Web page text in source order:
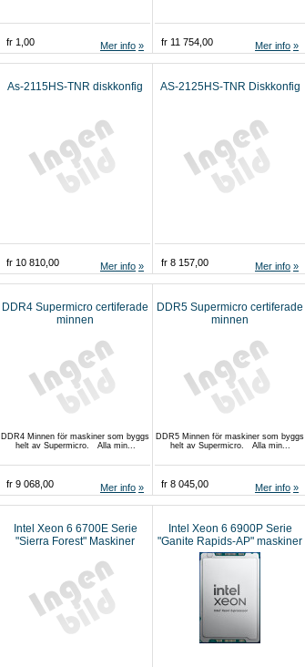
fr 1,00 Mer info fr 11 754,00 Mer info
As-2115HS-TNR diskkonfig
fr 10 810,00 Mer info
AS-2125HS-TNR Diskkonfig
fr 8 157,00 Mer info
DDR4 Supermicro certiferade
minnen
DDR4 Minnen för maskiner som byggs
helt av Supermicro. Alla min...
fr 9 068,00 Mer info
DDR5 Supermicro certiferade
minnen
DDR5 Minnen för maskiner som byggs
helt av Supermicro. Alla min...
fr 8 045,00 Mer info
Intel Xeon 6 6700E Serie
"Sierra Forest" Maskiner
Intel Xeon 6 6900P Serie
"Ganite Rapids-AP" maskiner
byggda av Supermicro